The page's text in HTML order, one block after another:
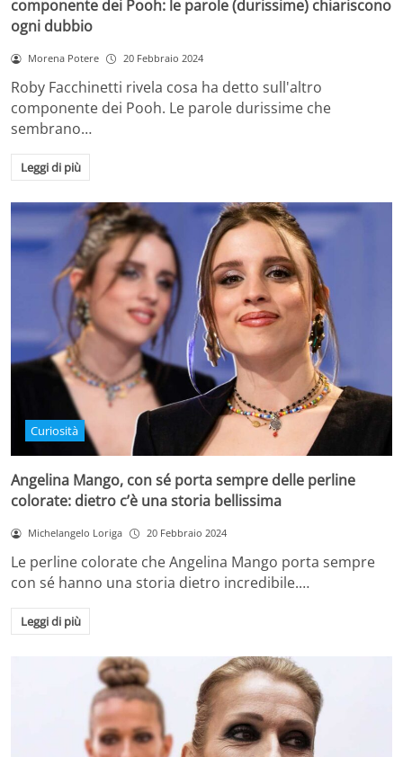
componente dei Pooh: le parole (durissime) chiariscono
ogni dubbio
Morena Potere 20 Febbraio 2024
Roby Facchinetti rivela cosa ha detto sull'altro
componente dei Pooh. Le parole durissime che
sembrano…
Leggi di più
Curiosità
Angelina Mango, con sé porta sempre delle perline
colorate: dietro c’è una storia bellissima
Michelangelo Loriga 20 Febbraio 2024
Le perline colorate che Angelina Mango porta sempre
con sé hanno una storia dietro incredibile.…
Leggi di più